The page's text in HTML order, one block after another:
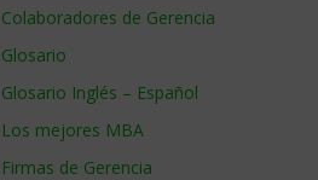
Colaboradores de Gerencia
Glosario
Glosario Inglés – Español
Los mejores MBA
Firmas de Gerencia